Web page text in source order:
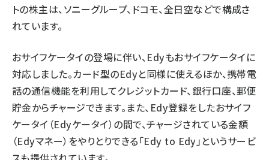
トの株主は、ソニーグループ、ドコモ、全日空などで構成さ
れています。
おサイフケータイの登場に伴い、Edyもおサイフケータイに
対応しました。カード型のEdyと同様に使えるほか、携帯電
話の通信機能を利用してクレジットカード、銀行口座、郵便
貯金からチャージできます。また、Edy登録をしたおサイフ
ケータイ（Edyケータイ）の間で、チャージされている金額
（Edyマネー）をやりとりできる「Edy to Edy」というサービ